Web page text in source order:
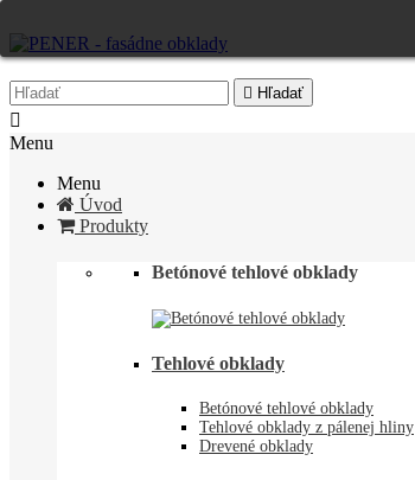
 Hľadať

Menu
Menu
Úvod
Produkty
Betónové tehlové obklady
Tehlové obklady
Betónové tehlové obklady
Tehlové obklady z pálenej hliny
Drevené obklady